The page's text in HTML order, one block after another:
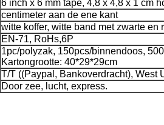
6 inch x 6 mm tape, 4,8 x 4,8 x 1 cm
centimeter aan de ene kant
witte koffer, witte band met zwarte en
EN-71, RoHs,6P
1pc/polyzak, 150pcs/binnendoos,
Kartongrootte: 40*29*29cm
T/T ((Paypal, Bankoverdracht), West
Door zee, lucht, express.